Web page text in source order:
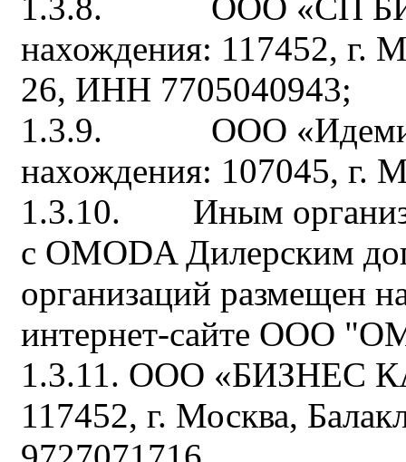
1.3.8. ООО «СП
нахождения: 117452, г.
26, ИНН 7705040943;
1.3.9. ООО
нахождения: 107045, г.
1.3.10. Иным
с OMODA Дилерским
организаций размещен
интернет-сайте ООО
1.3.11. ООО «БИЗНЕС
117452, г. Москва,